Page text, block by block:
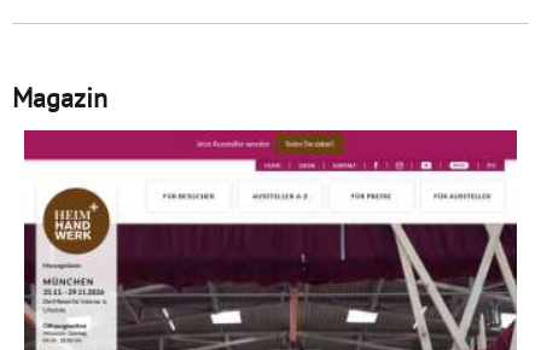
Magazin